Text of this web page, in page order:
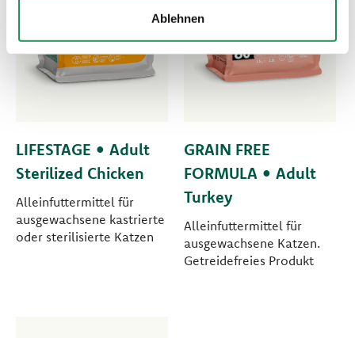
Ablehnen
LIFESTAGE • Adult
Sterilized Chicken
Alleinfuttermittel für
ausgewachsene kastrierte
oder sterilisierte Katzen
GRAIN FREE
FORMULA • Adult
Turkey
Alleinfuttermittel für
ausgewachsene Katzen.
Getreidefreies Produkt